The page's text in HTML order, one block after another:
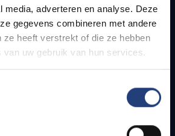
media, adverteren en analyse. Deze
gegevens combineren met andere
ze heeft verstrekt of die ze hebben
uw gebruik van hun services.
the VUB campuses